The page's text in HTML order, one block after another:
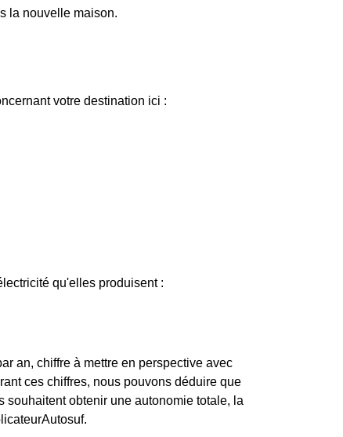
la nouvelle maison.
votre destination ici :
qu'elles produisent :
an, chiffre à mettre en perspective avec
ces chiffres, nous pouvons déduire que
souhaitent obtenir une autonomie totale, la